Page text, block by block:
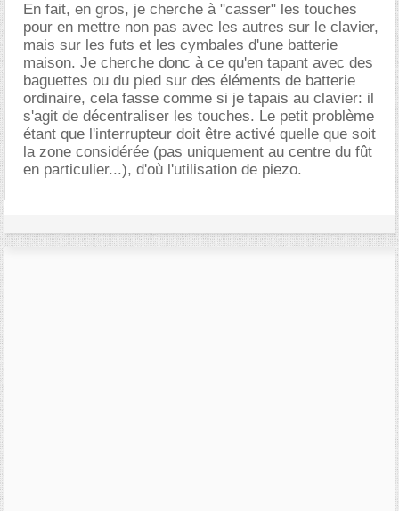
En fait, en gros, je cherche à "casser" les touches
pour en mettre non pas avec les autres sur le clavier,
mais sur les futs et les cymbales d'une batterie
maison. Je cherche donc à ce qu'en tapant avec des
baguettes ou du pied sur des éléments de batterie
ordinaire, cela fasse comme si je tapais au clavier: il
s'agit de décentraliser les touches. Le petit problème
étant que l'interrupteur doit être activé quelle que soit
la zone considérée (pas uniquement au centre du fût
en particulier...), d'où l'utilisation de piezo.